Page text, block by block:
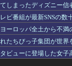
ト6万超えが...
てるのヤバすぎだ...
まったディズニー信
番組が最新SNSの数
ーロッパ全土から不満
たちびっ子集団が世界
ューに登場した女子